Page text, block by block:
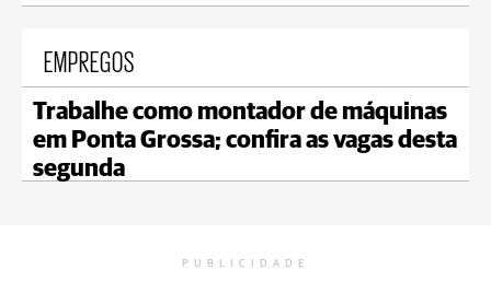
EMPREGOS
Trabalhe como montador de máquinas
em Ponta Grossa; confira as vagas desta
segunda
PUBLICIDADE